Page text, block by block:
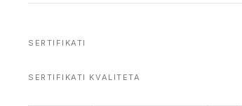
SERTIFIKATI
SERTIFIKATI KVALITETA